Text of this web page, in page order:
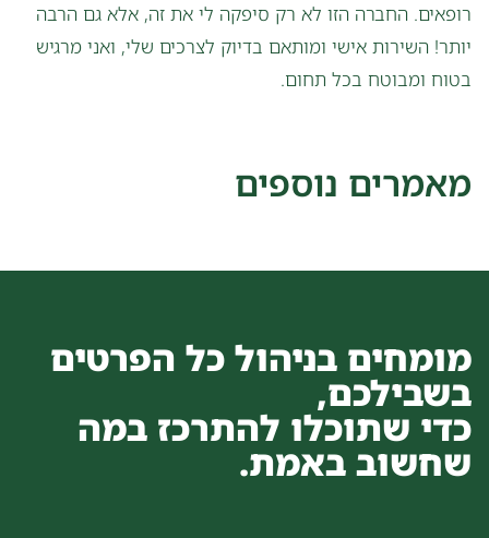
רופאים. החברה הזו לא רק סיפקה לי את זה, אלא גם הרבה
יותר! השירות אישי ומותאם בדיוק לצרכים שלי, ואני מרגיש
בטוח ומבוטח בכל תחום.
מאמרים נוספים
מומחים בניהול כל הפרטים
בשבילכם,
כדי שתוכלו להתרכז במה
שחשוב באמת.